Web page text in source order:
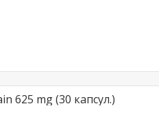
625 mg (30 капсул.)